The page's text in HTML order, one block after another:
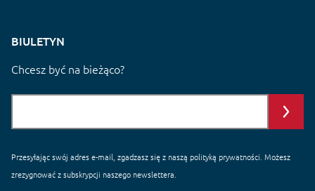
BIULETYN
Chcesz być na bieżąco?
Przesyłając swój adres e-mail, zgadzasz się z naszą polityką prywatności . Możesz
zrezygnować z subskrypcji naszego newslettera.